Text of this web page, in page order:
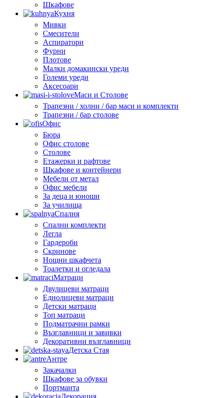
Шкафове
Кухня
Мивки
Смесители
Аспиратори
Фурни
Плотове
Малки домакински уреди
Големи уреди
Аксесоари
Маси и Столове
Трапезни / холни / бар маси и комплекти
Трапезни / бар столове
Офис
Бюра
Офис столове
Столове
Етажерки и рафтове
Шкафове и контейнери
Мебели от метал
Офис мебели
За деца и юноши
За училища
Спалня
Спални комплекти
Легла
Гардероби
Скринове
Нощни шкафчета
Тоалетки и огледала
Матраци
Двулицеви матраци
Еднолицеви матраци
Детски матраци
Топ матраци
Подматрачни рамки
Възглавници и завивки
Декоративни възглавници
Детска Стая
Антре
Закачалки
Шкафове за обувки
Портманта
Декорация